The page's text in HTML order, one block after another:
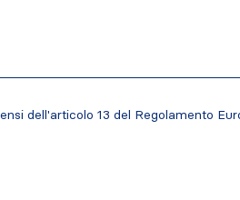
dell'articolo 13 del Regolamento